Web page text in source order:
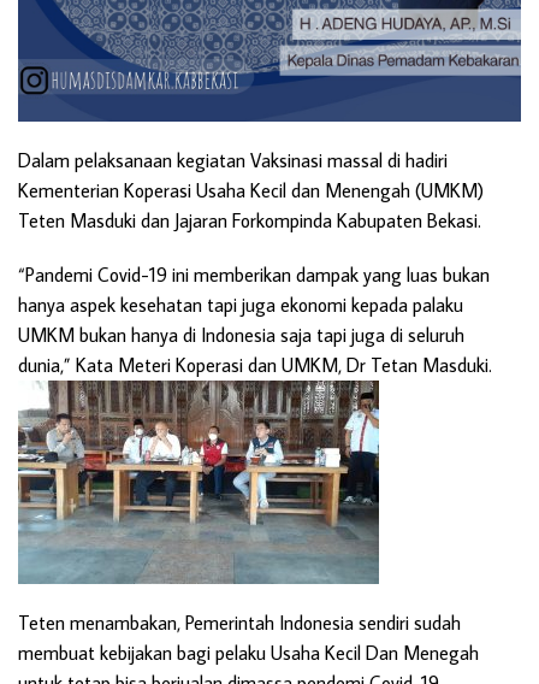
Dalam pelaksanaan kegiatan Vaksinasi massal di hadiri
Kementerian Koperasi Usaha Kecil dan Menengah (UMKM)
Teten Masduki dan Jajaran Forkompinda Kabupaten Bekasi.
“Pandemi Covid-19 ini memberikan dampak yang luas bukan
hanya aspek kesehatan tapi juga ekonomi kepada palaku
UMKM bukan hanya di Indonesia saja tapi juga di seluruh
dunia,” Kata Meteri Koperasi dan UMKM, Dr Tetan Masduki.
Teten menambakan, Pemerintah Indonesia sendiri sudah
membuat kebijakan bagi pelaku Usaha Kecil Dan Menegah